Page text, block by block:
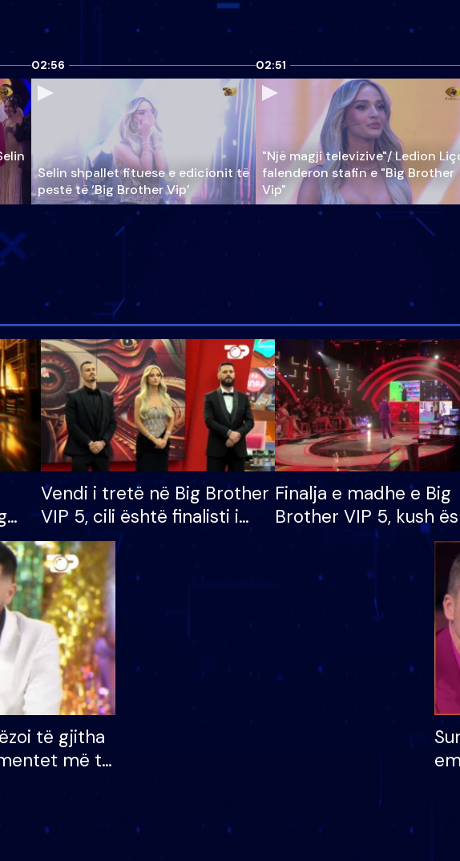
02:56
Selin shpallet fituese e edicionit të
pestë të ‘Big Brother Vip’
02:51
"Një magji televizive"/ Ledion
falenderon stafin e "Big Brother
Vip"
Vendi i tretë në Big Brother
VIP 5, cili është finalisti i
radhës që lë shtëpinë
Finalja e madhe e Big
Brother VIP 5, kush
banori i parë që lë
dhe humb
të fituar çmimin e
të gjitha
më të
VIP: Do më